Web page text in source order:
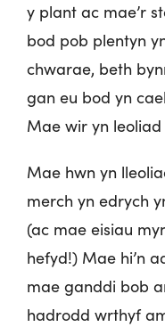
y plant ac mae’r
bod pob plentyn
chwarae, beth
gan eu bod yn
Mae wir yn
Mae hwn yn
merch yn edrych
(ac mae eisiau
hefyd!) Mae hi’n
mae ganddi bob
hadrodd wrthyf